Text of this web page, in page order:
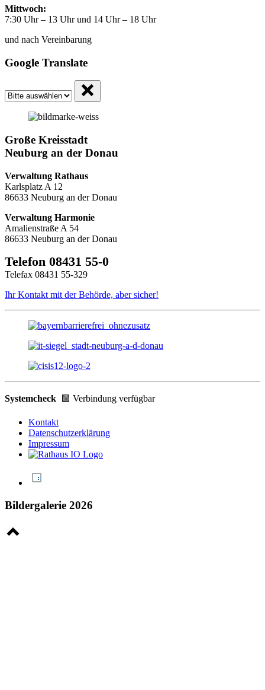
Mittwoch:
7:30 Uhr – 13 Uhr und 14 Uhr – 18 Uhr
und nach Vereinbarung
Google Translate
Große Kreisstadt
Neuburg an der Donau
Verwaltung Rathaus
Karlsplatz A 12
86633 Neuburg an der Donau
Verwaltung Harmonie
Amalienstraße A 54
86633 Neuburg an der Donau
Telefon 08431 55-0
Telefax 08431 55-329
Ihr Kontakt mit der Behörde, aber sicher!
Systemcheck 🟩 Verbindung verfügbar
Kontakt
Datenschutzerklärung
Impressum
Bildergalerie 2026